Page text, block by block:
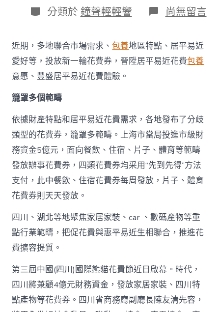
日
期
分
類
分類於 鐘聲輕輕響 在
〈多
派
發
新
真
金
查
包
養
網
站
白
滅
花
費
_
中
國
網〉
中
尚無留言
近期，多地聯合市場需求、包養地區特點、居平易近
愛好等，投放新一輪花費券，晉陞居平易近花費包養
意愿、豐盛居平易近花費體驗。
籠罩多個範疇
依據財產特點和居平易近花費需求，各地發布了分歧
類型的花費券，籠罩多範疇。上海市當局投進市級財
務資金5億元，面向餐飲、住宿、片子、體育等範疇
發放辦事花費券，四類花費券均采用“先到先得”方法
支付，此中餐飲、住宿花費券每周發放，片子、體育
花費券則天天發放。
四川、湖北等地聚焦家居家裝、car 、數碼產物等重
點行業範疇，把促花費與惠平易近生相聯合，推進花
費擴容提質。
第三屆中國(四川)國際熊貓花費節近日啟幕。時代，
四川將兼顧4億元財務資金，發放家居家裝、四川特
點產物等花費券。四川省商務廳副廳長陳友清先容，